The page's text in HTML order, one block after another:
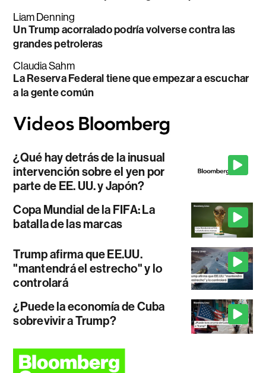
Liam Denning
Un Trump acorralado podría volverse contra las
grandes petroleras
Claudia Sahm
La Reserva Federal tiene que empezar a escuchar
a la gente común
¿Qué hay detrás de la inusual
intervención sobre el yen por
parte de EE. UU. y Japón?
Copa Mundial de la FIFA: La
batalla de las marcas
Trump afirma que EE.UU.
"mantendrá el estrecho" y lo
controlará
¿Puede la economía de Cuba
sobrevivir a Trump?